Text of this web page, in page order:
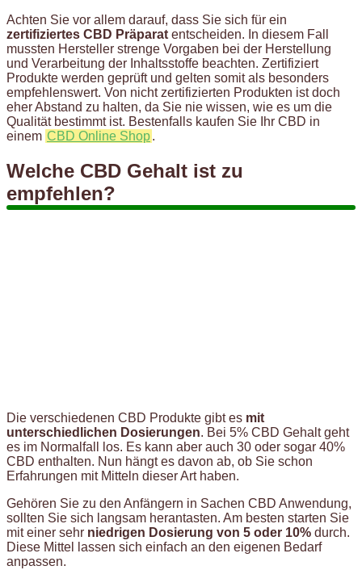
Achten Sie vor allem darauf, dass Sie sich für ein
zertifiziertes CBD Präparat entscheiden. In diesem Fall
mussten Hersteller strenge Vorgaben bei der Herstellung
und Verarbeitung der Inhaltsstoffe beachten. Zertifiziert
Produkte werden geprüft und gelten somit als besonders
empfehlenswert. Von nicht zertifizierten Produkten ist doch
eher Abstand zu halten, da Sie nie wissen, wie es um die
Qualität bestimmt ist. Bestenfalls kaufen Sie Ihr CBD in
einem CBD Online Shop.
Welche CBD Gehalt ist zu
empfehlen?
Die verschiedenen CBD Produkte gibt es mit
unterschiedlichen Dosierungen. Bei 5% CBD Gehalt geht
es im Normalfall los. Es kann aber auch 30 oder sogar 40%
CBD enthalten. Nun hängt es davon ab, ob Sie schon
Erfahrungen mit Mitteln dieser Art haben.
Gehören Sie zu den Anfängern in Sachen CBD Anwendung,
sollten Sie sich langsam herantasten. Am besten starten Sie
mit einer sehr niedrigen Dosierung von 5 oder 10% durch.
Diese Mittel lassen sich einfach an den eigenen Bedarf
anpassen.